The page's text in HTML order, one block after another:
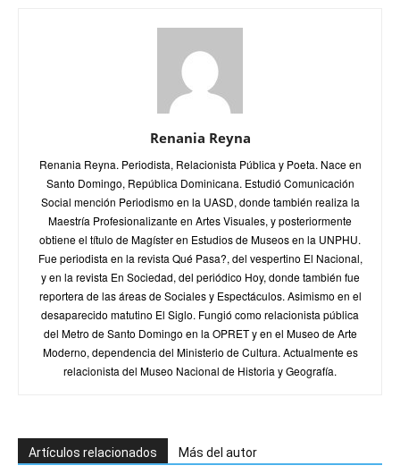
Renania Reyna
Renania Reyna. Periodista, Relacionista Pública y Poeta. Nace en
Santo Domingo, República Dominicana. Estudió Comunicación
Social mención Periodismo en la UASD, donde también realiza la
Maestría Profesionalizante en Artes Visuales, y posteriormente
obtiene el título de Magíster en Estudios de Museos en la UNPHU.
Fue periodista en la revista Qué Pasa?, del vespertino El Nacional,
y en la revista En Sociedad, del periódico Hoy, donde también fue
reportera de las áreas de Sociales y Espectáculos. Asimismo en el
desaparecido matutino El Siglo. Fungió como relacionista pública
del Metro de Santo Domingo en la OPRET y en el Museo de Arte
Moderno, dependencia del Ministerio de Cultura. Actualmente es
relacionista del Museo Nacional de Historia y Geografía.
Artículos relacionados Más del autor